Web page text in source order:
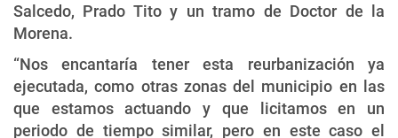
Salcedo, Prado Tito y un tramo de Doctor de la
Morena.
“Nos encantaría tener esta reurbanización ya
ejecutada, como otras zonas del municipio en las
que estamos actuando y que licitamos en un
periodo de tiempo similar, pero en este caso el